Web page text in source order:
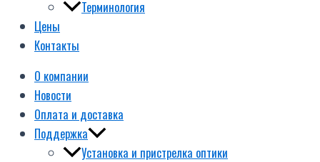
Терминология
Цены
Контакты
О компании
Новости
Оплата и доставка
Поддержка
Установка и пристрелка оптики